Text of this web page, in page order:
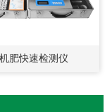
肥快速检测仪